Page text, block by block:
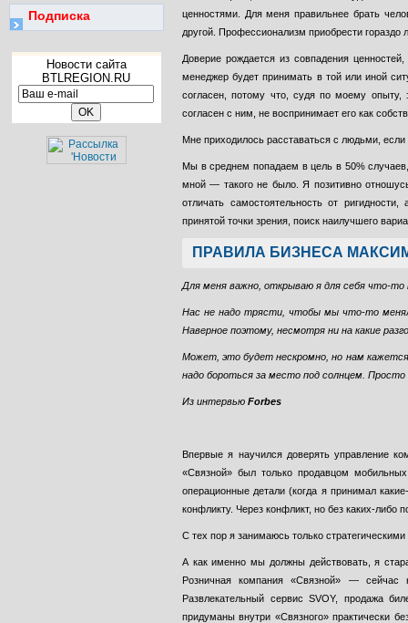
Подписка
Новости сайта
BTLREGION.RU
ценностями. Для меня правильнее брать
другой. Профессионализм приобрести
Доверие рождается из совпадения
менеджер будет принимать в той или иной
согласен, потому что, судя по моему
согласен с ним, не воспринимает его как
Мне приходилось расставаться с людьми,
Мы в среднем попадаем в цель в 50%
мной — такого не было. Я позитивно
отличать самостоятельность от
принятой точки зрения, поиск наилучшего
ПРАВИЛА БИЗНЕСА
Для меня важно, открываю я для себя что-то
Нас не надо трясти, чтобы мы что-то
Наверное поэтому, несмотря ни на какие
Может, это будет нескромно, но нам
надо бороться за место под солнцем.
Из интервью Forbes
Впервые я научился доверять управление
«Связной» был только продавцом
операционные детали (когда я принимал
конфликту. Через конфликт, но без каких-
С тех пор я занимаюсь только
А как именно мы должны действовать, я
Розничная компания «Связной» —
Развлекательный сервис SVOY, продажа
придуманы внутри «Связного» практически